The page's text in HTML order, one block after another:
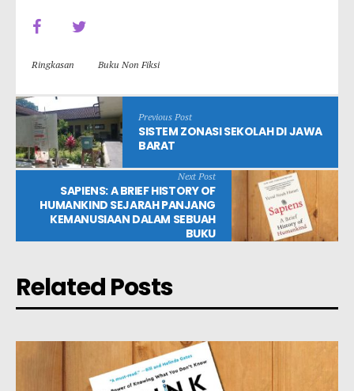
Ringkasan Buku Non Fiksi
Previous Post
SISTEM ZONASI SEKOLAH DI JAWA
BARAT
Next Post
SAPIENS: A BRIEF HISTORY OF
HUMANKIND SEJARAH PANJANG
KEMANUSIAAN DALAM SEBUAH
BUKU
Related Posts